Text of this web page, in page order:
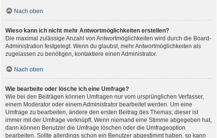
Nach oben
Wieso kann ich nicht mehr Antwortmöglichkeiten erstellen?
Die maximal zulässige Anzahl von Antwortmöglichkeiten wird durch die Board-
Administration festgelegt. Wenn du glaubst, mehr Antwortmöglichkeiten als
zugelassen zu benötigen, kontaktiere einen Administrator.
Nach oben
Wie bearbeite oder lösche ich eine Umfrage?
Wie bei den Beiträgen können Umfragen nur vom ursprünglichen Verfasser,
einem Moderator oder einem Administrator bearbeitet werden. Um eine
Umfrage zu bearbeiten, ändere den ersten Beitrag des Themas; dieser ist
immer mit der Umfrage verknüpft. Wenn niemand eine Stimme abgegeben hat,
dann können Benutzer die Umfrage löschen oder die Umfrageoption
bearbeiten. Sollte allerdings schon ein Benutzer abgestimmt haben, so kann